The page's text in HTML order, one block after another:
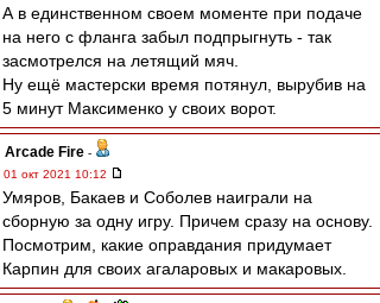
А в единственном своем моменте при подаче
на него с фланга забыл подпрыгнуть - так
засмотрелся на летящий мяч.
Ну ещё мастерски время потянул, вырубив на
5 минут Максименко у своих ворот.
Arcade Fire -
01 окт 2021 10:12
Умяров, Бакаев и Соболев наиграли на
сборную за одну игру. Причем сразу на основу.
Посмотрим, какие оправдания придумает
Карпин для своих агаларовых и макаровых.